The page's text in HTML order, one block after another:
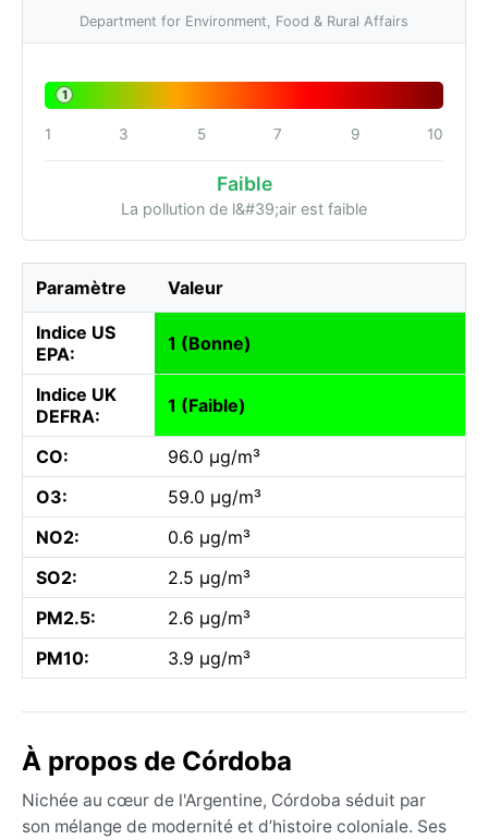
Department for Environment, Food & Rural Affairs
1
1 3 5 7 9 10
Faible
La pollution de l&#39;air est faible
Paramètre Valeur
Indice US
EPA:
1 (Bonne)
Indice UK
DEFRA:
1 (Faible)
CO:
96.0 µg/m³
O3:
59.0 µg/m³
NO2:
0.6 µg/m³
SO2:
2.5 µg/m³
PM2.5:
2.6 µg/m³
PM10:
3.9 µg/m³
À propos de Córdoba
Nichée au cœur de l'Argentine, Córdoba séduit par
son mélange de modernité et d’histoire coloniale. Ses